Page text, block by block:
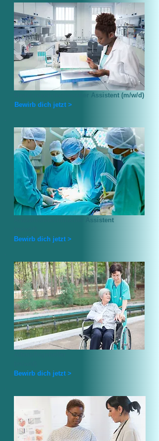
Medizinisch-technischer Assistent (m/w/d)
Bewirb dich jetzt >
Anästhesietechnischer Assistent
Bewirb dich jetzt >
Bewirb dich jetzt >